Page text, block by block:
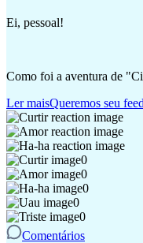
Ei, pessoal!
Como foi a aventura de
Ler maisQueremos seu
0
0
0
0
0
Comentários